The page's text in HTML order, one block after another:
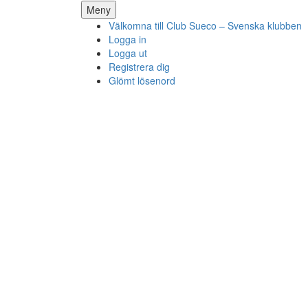
Meny Hoppa
till
innehåll
Välkomna till Club Sueco – Svenska klubben
Logga in
Logga ut
Registrera dig
Glömt lösenord